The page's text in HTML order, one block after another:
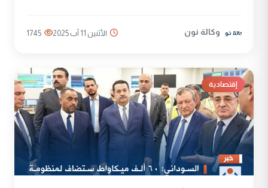
وكالة نون الأثنين 11 آب 2025 1745
إقتصادية